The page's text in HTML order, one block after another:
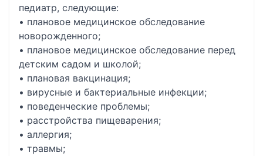
педиатр, следующие:
• плановое медицинское обследование
новорожденного;
• плановое медицинское обследование перед
детским садом и школой;
• плановая вакцинация;
• вирусные и бактериальные инфекции;
• поведенческие проблемы;
• расстройства пищеварения;
• аллергия;
• травмы;